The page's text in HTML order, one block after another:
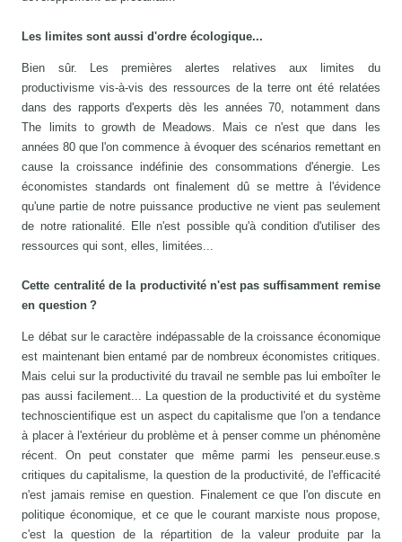
Les limites sont aussi d'ordre écologique...
Bien sûr. Les premières alertes relatives aux limites du
productivisme vis-à-vis des ressources de la terre ont été relatées
dans des rapports d'experts dès les années 70, notamment dans
The limits to growth de Meadows. Mais ce n'est que dans les
années 80 que l'on commence à évoquer des scénarios remettant en
cause la croissance indéfinie des consommations d'énergie. Les
économistes standards ont finalement dû se mettre à l'évidence
qu'une partie de notre puissance productive ne vient pas seulement
de notre rationalité. Elle n'est possible qu'à condition d'utiliser des
ressources qui sont, elles, limitées...
Cette centralité de la productivité n'est pas suffisamment remise
en question ?
Le débat sur le caractère indépassable de la croissance économique
est maintenant bien entamé par de nombreux économistes critiques.
Mais celui sur la productivité du travail ne semble pas lui emboîter le
pas aussi facilement... La question de la productivité et du système
technoscientifique est un aspect du capitalisme que l'on a tendance
à placer à l'extérieur du problème et à penser comme un phénomène
récent. On peut constater que même parmi les penseur.euse.s
critiques du capitalisme, la question de la productivité, de l'efficacité
n'est jamais remise en question. Finalement ce que l'on discute en
politique économique, et ce que le courant marxiste nous propose,
c'est la question de la répartition de la valeur produite par la